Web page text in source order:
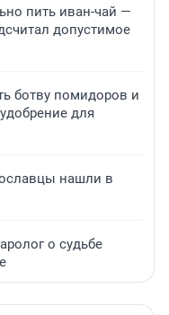
пить иван-чай —
допустимое
ботву помидоров и
для
нашли в
о судьбе